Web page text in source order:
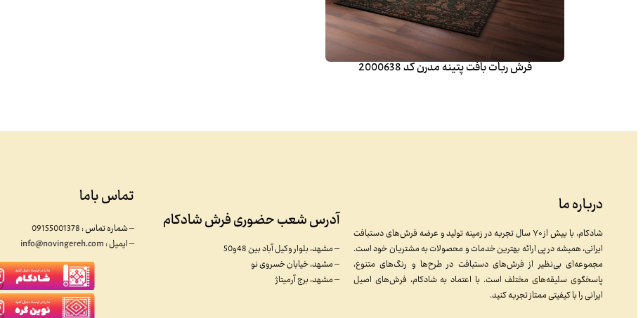
فرش ربات بافت پتینه مدرن کد 2000638
درباره ما
شادکام، با بیش از ۷۰ سال تجربه در زمینه تولید و عرضه فرش‌های دستبافت
ایرانی، همیشه در پی ارائه بهترین خدمات و محصولات به مشتریان خود است.
مجموعه‌ای بی‌نظیر از فرش‌های دستبافت در طرح‌ها و رنگ‌های متنوع،
پاسخگوی سلیقه‌های مختلف است. با اعتماد به شادکام، فرش‌های اصیل
ایرانی را با کیفیتی ممتاز تجربه کنید.
آدرس شعب حضوری فرش شادکام
– مشهد، بلوار وکیل آباد بین 48و50
– مشهد، خیابان خسروی نو
– مشهد، برج آرمیتاژ
تماس باما
– شماره تماس : 09155001378
– ایمیل :info@novingereh.com